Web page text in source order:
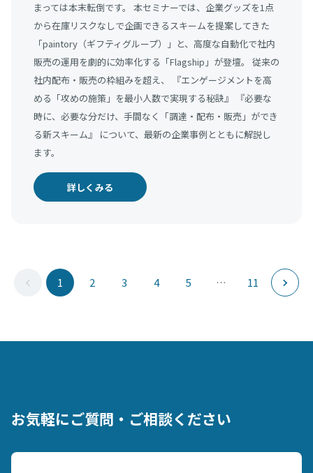
まっては本末転倒です。 本セミナーでは、企業グッズを1点
から在庫リスクなしで企画できるスキームを提案してきた
「paintory（ギフティグループ）」と、高度な自動化で社内
販売の運用を劇的に効率化する「Flagship」が登壇。 従来の
社内配布・販売の枠組みを超え、 『エンゲージメントを高
める「攻めの施策」を最小人数で実現する秘訣』 『必要な
時に、必要な分だけ、手間なく「調達・配布・販売」ができ
る新スキーム』 について、最新の企業事例とともに解説し
ます。
詳しくみる
1 2 3 4 5 … 11
お気軽にご質問・ご相談ください